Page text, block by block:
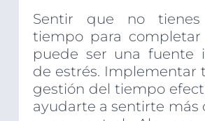
Sentir que no tienes
tiempo para
puede ser una fuente
de estrés. Implementar
gestión del tiempo
ayudarte a sentirte más